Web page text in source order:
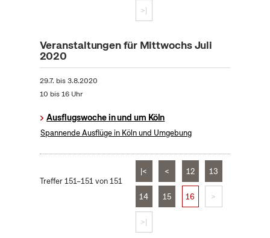
>|
Veranstaltungen für Mittwochs Juli
2020
29.7. bis3.8.2020
10 bis 16 Uhr
Ausflugswoche in und um Köln
Spannende Ausflüge in Köln und Umgebung
Treffer 151–151 von 151
|< < 12 13
14 15 16 >
>|